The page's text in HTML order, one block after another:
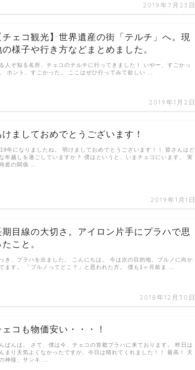
2019年7月23日
チェコ観光】世界遺産の街「テルチ」へ。現
の様子や行き方などまとめました。
2019年1月2日
人ぞ知る名所、チェコのテルチに行ってきました！ いやー、すごかっ
ホント、すごかった。 ここはぜひ行ってみて欲しい …
けましておめでとうございます！
2019年1月1日
年になりましたね。 明けましておめでとうございます！！ 皆さんはど
年越しを過ごしていますか？ 僕はというと、いまチェコにいます。 実
差の関係 …
期目線の大切さ。アイロン片手にプラハで思
こと。
2018年12月30日
き、プラハを出ました。 こんにちは。 今は次の目的地、ブルノに向か
ます。 「ブルノってどこ？」と思われた方。 僕も1ヶ月前ま …
ェコも物価安い・・・！
ばんは。 さて、僕は今、チェコの首都プラハに来ております。 昨日は
まり天気よくなかったですが、今日は晴れてくれました！！ 最高！ 天
神様、サンキ …